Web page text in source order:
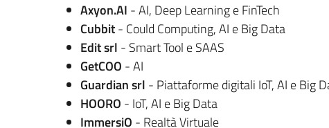
Axyon.AI - AI, Deep Learning e FinTech
Cubbit- Could Computing, AI e Big Data
Edit srl - Smart Tool e SAAS
GetCOO - AI
Guardian srl - Piattaforme digitali IoT, AI e Big
HOORO - IoT, AI e Big Data
ImmersiO - Realtà Virtuale